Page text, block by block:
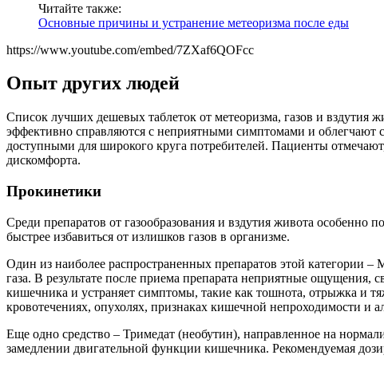
Читайте также:
Основные причины и устранение метеоризма после еды
https://www.youtube.com/embed/7ZXaf6QOFcc
Опыт других людей
Список лучших дешевых таблеток от метеоризма, газов и вздутия
эффективно справляются с неприятными симптомами и облегчают
доступными для широкого круга потребителей. Пациенты
дискомфорта.
Прокинетики
Среди препаратов от газообразования и вздутия живота особенно
быстрее избавиться от излишков газов в организме.
Один из наиболее распространенных препаратов этой категории
газа. В результате после приема препарата неприятные
кишечника и устраняет симптомы, такие как тошнота, отрыжка и
кровотечениях, опухолях, признаках кишечной непроходимости и
Еще одно средство – Тримедат (необутин), направленное на
замедлении двигательной функции кишечника. Рекомендуемая